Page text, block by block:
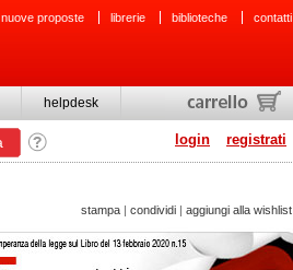
nuove proposte librerie biblioteche contatti
helpdesk
login registrati
stampa | condividi | aggiungi alla wishlist